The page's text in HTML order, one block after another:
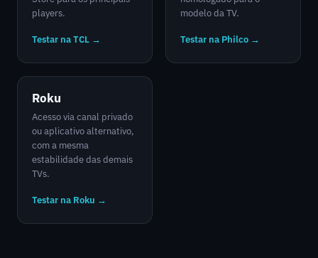
players.
Testar na TCL →
modelo da TV.
Testar na Philco →
Roku
Acesso via canal privado
ou aplicativo alternativo,
com a mesma
estabilidade das demais
TVs.
Testar na Roku →